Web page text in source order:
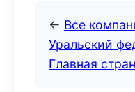
← Все
Уральский
Главная